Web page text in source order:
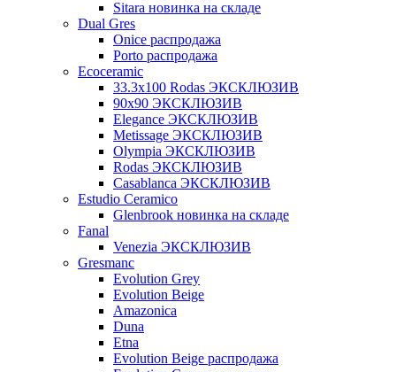
Sitara новинка на складе
Dual Gres
Onice распродажа
Porto распродажа
Ecoceramic
33.3х100 Rodas ЭКСКЛЮЗИВ
90x90 ЭКСКЛЮЗИВ
Elegance ЭКСКЛЮЗИВ
Metissage ЭКСКЛЮЗИВ
Olympia ЭКСКЛЮЗИВ
Rodas ЭКСКЛЮЗИВ
Сasablanca ЭКСКЛЮЗИВ
Estudio Ceramico
Glenbrook новинка на складе
Fanal
Venezia ЭКСКЛЮЗИВ
Gresmanc
Evolution Grey
Evolution Beige
Amazonica
Duna
Etna
Evolution Beige распродажа